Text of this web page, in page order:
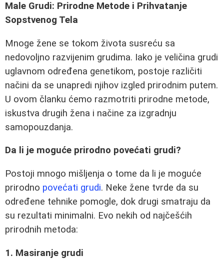
Male Grudi: Prirodne Metode i Prihvatanje
Sopstvenog Tela
Mnoge žene se tokom života susreću sa
nedovoljno razvijenim grudima. Iako je veličina grudi
uglavnom određena genetikom, postoje različiti
načini da se unapredi njihov izgled prirodnim putem.
U ovom članku ćemo razmotriti prirodne metode,
iskustva drugih žena i načine za izgradnju
samopouzdanja.
Da li je moguće prirodno povećati grudi?
Postoji mnogo mišljenja o tome da li je moguće
prirodno povećati grudi. Neke žene tvrde da su
određene tehnike pomogle, dok drugi smatraju da
su rezultati minimalni. Evo nekih od najčešćih
prirodnih metoda:
1. Masiranje grudi